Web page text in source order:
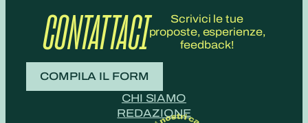
CONTATTACI
Scrivici le tue
proposte, esperienze,
feedback!
COMPILA IL FORM
CHI SIAMO
REDAZIONE